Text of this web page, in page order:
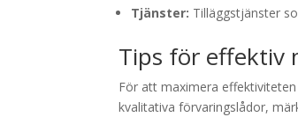
Tjänster: Tilläggstjänster
Tips för effektiv
För att maximera
kvalitativa förvaringslådor,